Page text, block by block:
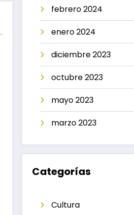
febrero 2024
enero 2024
diciembre 2023
octubre 2023
mayo 2023
marzo 2023
Categorías
Cultura